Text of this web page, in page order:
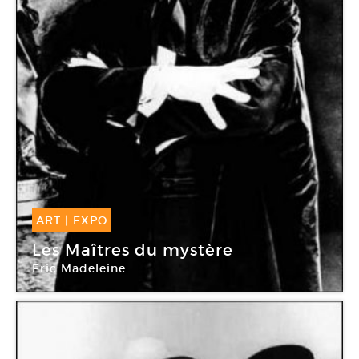
ART | EXPO
11 Sep -21 Nov 2009
Les Maîtres du mystère
Eric Madeleine
Espace à vendre